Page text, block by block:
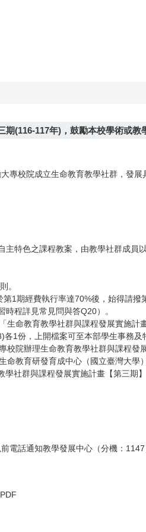
(116-117年)，鼓勵本校學術或教
專校院成立生命教育教學社群，發
特色之課程教案，由教學社群成員
。
1期經費執行率達70%後，始得請撥
程詳見常見問與答Q20）。
命教育教學社群與課程發展實施計
1份，上開檔案可至本部學生事務
院辦理生命教育教學社群與課程發
教育研發育成中心（國立臺灣大
社群與課程發展實施計畫【第三期
電話通知教學發展中心（分機：